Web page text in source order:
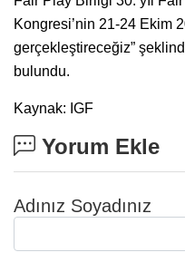
Kongresi’nin 21-24 Ekim
gerçekleştireceğiz”
bulundu.
Kaynak: IGF
Yorum Ekle
Adınız Soyadınız